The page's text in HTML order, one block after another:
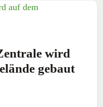
wird
gebaut